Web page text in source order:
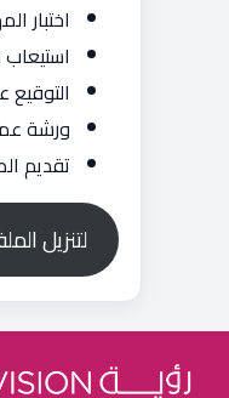
اختبار
التوقيع
ورشة
تقديم
لتنزيل